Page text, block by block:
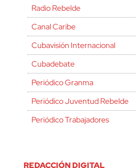
Radio Rebelde
Canal Caribe
Cubavisión Internacional
Cubadebate
Periódico Granma
Periódico Juventud Rebelde
Periódico Trabajadores
REDACCIÓN DIGITAL